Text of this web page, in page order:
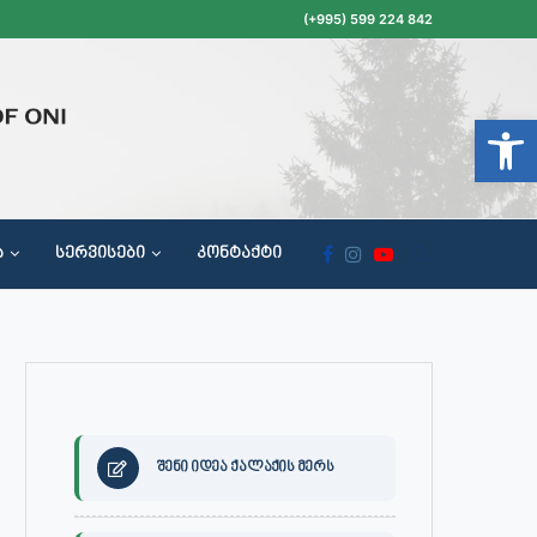
(+995) 599 224 842
ᲡᲔᲠᲕᲘᲡᲔᲑᲘ ᲙᲝᲜᲢᲐᲥᲢᲘ
შენი იდეა ქალაქის მერს